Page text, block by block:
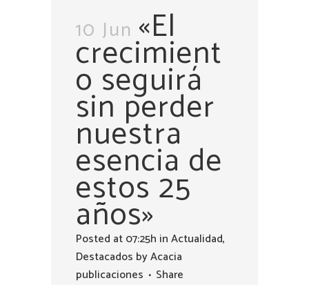
10 Jun «El
crecimient
o seguirá
sin perder
nuestra
esencia de
estos 25
años»
Posted at 07:25h inActualidad,
Destacados byAcacia
publicaciones
Share